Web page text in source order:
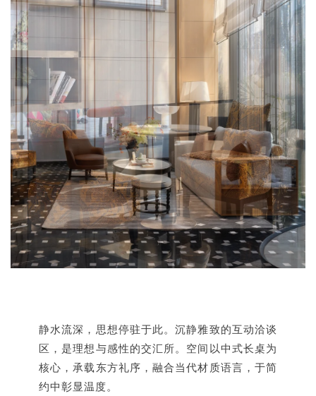
静水流深，思想停驻于此。沉静雅致的互动洽谈
区，是理想与感性的交汇所。空间以中式长桌为
核心，承载东方礼序，融合当代材质语言，于简
约中彰显温度。